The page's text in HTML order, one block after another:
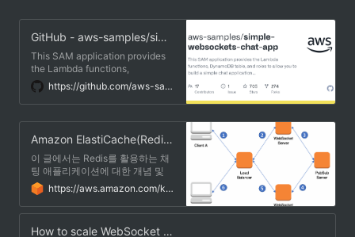
GitHub - aws-samples/simple-websockets-chat-app: This SAM application provides the Lambda functions, DynamoDB table, and roles to allow you to build a simple chat application based on API Gateway's new WebSocket-based API feature.
This SAM application provides
the Lambda functions,
DynamoDB table, and roles to
allow you to build a simple chat
application based on API
Gateway's new WebSocket-
based API feature. - GitHub -
aws-samples/simple-
websockets-chat-app: This
SAM application provides the
Lambda functions, DynamoDB
table, and roles to allow you to
build a simple chat application
WebSocket-based API feature.
https://github.com/aws-samples/simple-websockets-chat-app
Amazon ElastiCache(Redis)를 이용한 채팅 애플리케이션 구성 방법 | Amazon Web Services
이 글에서는 Redis를 활용하는 채
팅 애플리케이션에 대한 개념 및
아키텍처를 살펴 볼 예정입니다.
또한, 채팅 클라이언트와 서버에
대한 자세한 구성방법 그리고 사용
을 배포하는 방법에 대해서 이야기
https://aws.amazon.com/ko/blogs/korea/how-to-build-a-chat-application-with-amazon-elasticache-for-redis/
How to scale WebSocket - horizontal scaling with WebSocket